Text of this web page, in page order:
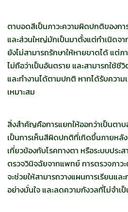
ตาบอดสีเป็นภาวะความผิดปกติของก
และส่วนใหญ่มักเป็นมาตั้งแต่กำเนิดจ
ยังไม่สามารถรักษาให้หายขาดได้ แต่
ไม่ถือว่าเป็นอันตราย และสามารถใช้ชี
และทำงานได้ตามปกติ หากได้รับความ
เหมาะสม
สิ่งสำคัญคือการแยกให้ออกว่าเป็นตา
เป็นการเห็นสีผิดปกติที่เกิดขึ้นภายหลั
เกี่ยวข้องกับโรคทางตา หรือระบบประ
ตรวจวินิจฉัยจากแพทย์ การตรวจภา
จะช่วยให้สามารถวางแผนการเรียนแล
อย่างมั่นใจ และลดความกังวลที่ไม่จำเ